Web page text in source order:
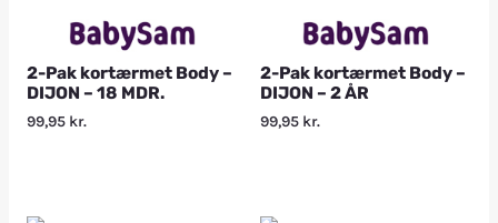
2-Pak kortærmet Body –
DIJON – 18 MDR.
99,95 kr.
2-Pak kortærmet Body –
DIJON – 2 ÅR
99,95 kr.